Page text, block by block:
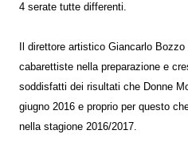
4 serate tutte differenti.
Il direttore artistico Giancarlo
cabarettiste nella preparazione e
soddisfatti dei risultati che Donne
giugno 2016 e proprio per questo
nella stagione 2016/2017.